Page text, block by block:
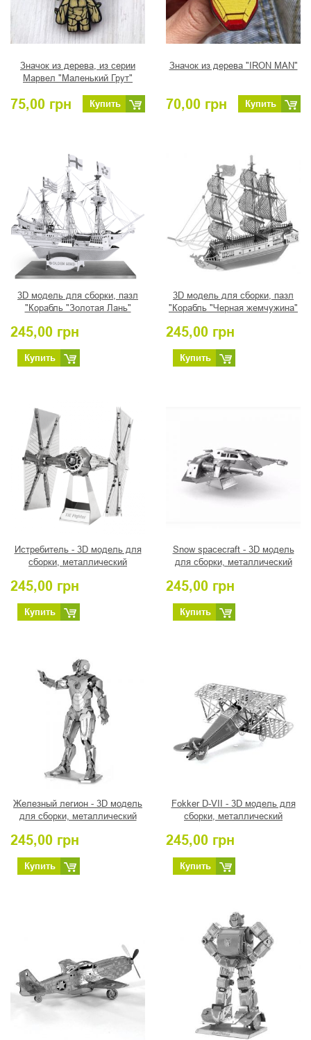
Значок из дерева, из серии
Марвел "Маленький Грут"
75,00 грн Купить
Значок из дерева "IRON MAN"
70,00 грн Купить
3D модель для сборки, пазл
"Корабль "Золотая Лань"
245,00 грн
Купить
3D модель для сборки, пазл
"Корабль "Черная жемчужина"
245,00 грн
Купить
Истребитель - 3D модель для
сборки, металлический
245,00 грн
Купить
Snow spacecraft - 3D модель
для сборки, металлический
245,00 грн
Купить
Железный легион - 3D модель
для сборки, металлический
245,00 грн
Купить
Fokker D-VII - 3D модель для
сборки, металлический
245,00 грн
Купить